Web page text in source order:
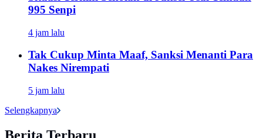
995 Senpi
4 jam lalu
Tak Cukup Minta Maaf, Sanksi Menanti Para
Nakes Nirempati
5 jam lalu
Selengkapnya